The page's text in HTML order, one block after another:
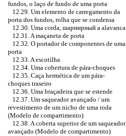
fundos, o laço de fundo de uma porta
12.29. Um elemento de carregamento da
porta dos fundos, rolha que se condensa
12.30. Uma corda, шарнирный a alavanca
12.31. A maçaneta de porta
12.32. O portador de componentes de uma
porta
12.33. A escotilha
12.34. Uma cobertura de pára-choques
12.35. Caça hermética de um pára-
choques traseiro
12.36. Uma braçadeira que se estende
12.37. Um saqueador avançado / um
revestimento de um nicho de uma roda
(Modelo de compartimento)
12.38. A coberta superior de um saqueador
avançado (Modelo de compartimento)